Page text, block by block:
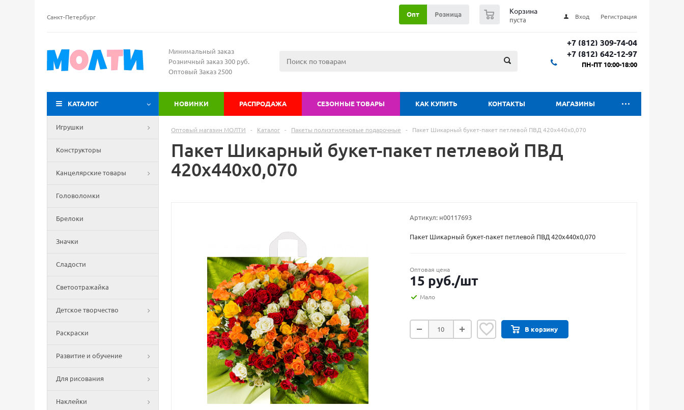
Санкт-Петербург Вход Регистрация
Корзина
пуста
Опт Розница
Минимальный заказ
Розничный заказ 300 руб.
Оптовый Заказ 2500
+7 (812) 309-74-04
+7 (812) 642-12-97
ПН-ПТ 10:00-18:00
КАТАЛОГ НОВИНКИ РАСПРОДАЖА СЕЗОННЫЕ ТОВАРЫ КАК КУПИТЬ КОНТАКТЫ МАГАЗИНЫ
Игрушки
Конструкторы
Канцелярские товары
Головоломки
Брелоки
Значки
Сладости
Светоотражайка
Детское творчество
Раскраски
Развитие и обучение
Для рисования
Наклейки
Оптовый магазин МОЛТИ - Каталог - Пакеты полиэтиленовые подарочные - Пакет Шикарный букет-пакет петлевой ПВД 420х440х0,070
Пакет Шикарный букет-пакет петлевой ПВД
420х440х0,070
Артикул: н00117693
Пакет Шикарный букет-пакет петлевой ПВД 420х440х0,070
Оптовая цена
15 руб./шт
Мало
В корзину